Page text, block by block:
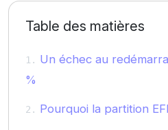
Table des matières
Un échec au
%
Pourquoi la partition